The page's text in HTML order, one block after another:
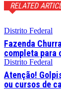
RELATED
Distrito Federal
Fazenda
completa para
Distrito Federal
Atenção!
ou cursos de